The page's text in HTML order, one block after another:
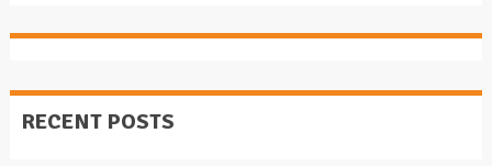
RECENT POSTS